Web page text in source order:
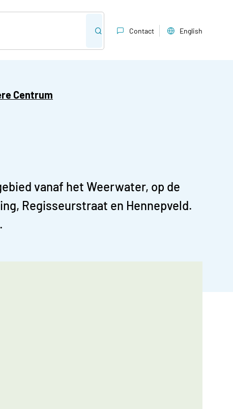
Contact English
Centrum
vanaf het Weerwater, op de
Regisseurstraat en Hennepveld.